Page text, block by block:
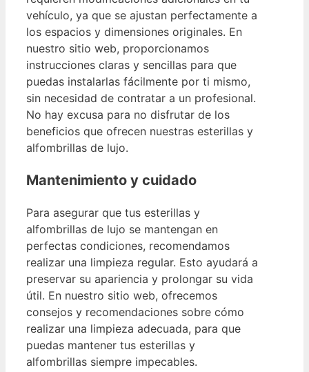
vehículo, ya que se ajustan perfectamente a
los espacios y dimensiones originales. En
nuestro sitio web, proporcionamos
instrucciones claras y sencillas para que
puedas instalarlas fácilmente por ti mismo,
sin necesidad de contratar a un profesional.
No hay excusa para no disfrutar de los
beneficios que ofrecen nuestras esterillas y
alfombrillas de lujo.
Mantenimiento y cuidado
Para asegurar que tus esterillas y
alfombrillas de lujo se mantengan en
perfectas condiciones, recomendamos
realizar una limpieza regular. Esto ayudará a
preservar su apariencia y prolongar su vida
útil. En nuestro sitio web, ofrecemos
consejos y recomendaciones sobre cómo
realizar una limpieza adecuada, para que
puedas mantener tus esterillas y
alfombrillas siempre impecables.